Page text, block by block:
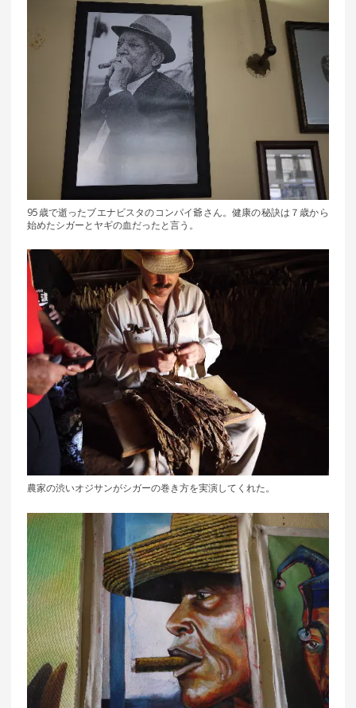
95歳で逝ったブエナビスタのコンパイ爺さん。健康の秘訣は７歳から
始めたシガーとヤギの血だったと言う。
農家の渋いオジサンがシガーの巻き方を実演してくれた。